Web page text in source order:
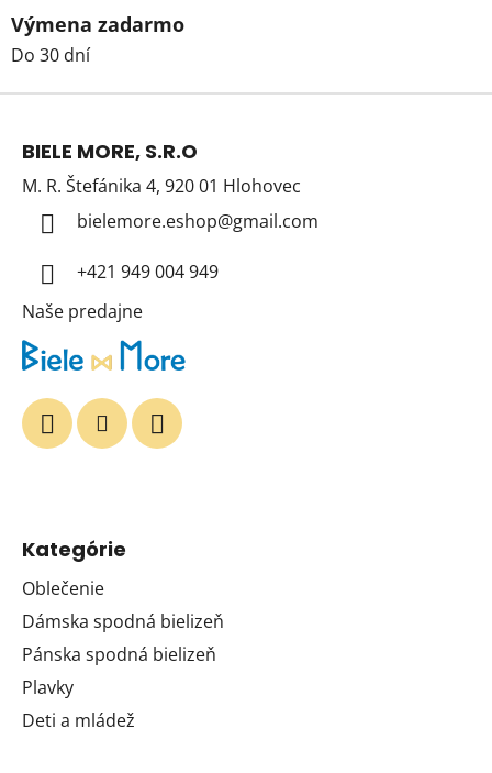
Výmena zadarmo
Do 30 dní
Z
BIELE MORE, S.R.O
M. R. Štefánika 4, 920 01 Hlohovec
bielemore.eshop@gmail.com
+421 949 004 949
Naše predajne
Kategórie
Oblečenie
Dámska spodná bielizeň
Pánska spodná bielizeň
Plavky
Deti a mládež